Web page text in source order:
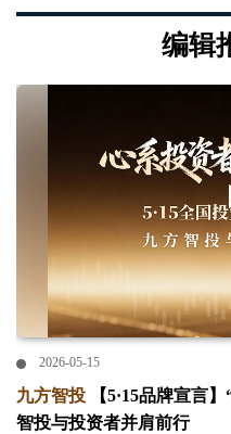
编辑
2026-05-15
九方智投
【5·15品牌宣言
智投与投资者并肩前行